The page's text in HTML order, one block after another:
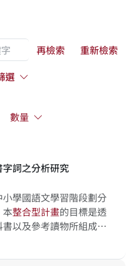
再檢索
重新檢索
選
數量
詞之分析研究
學國語文學習階段劃分
本整合型計畫的目標是透
以及參考讀物所組成的
，且按照語料庫中之頻